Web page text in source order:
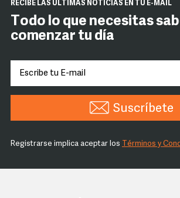
RECIBE LAS ÚLTIMAS NOTICIAS EN TU E-MAIL
Todo lo que necesitas
comenzar tu día
Suscríbete
Registrarse implica aceptar los Términos y